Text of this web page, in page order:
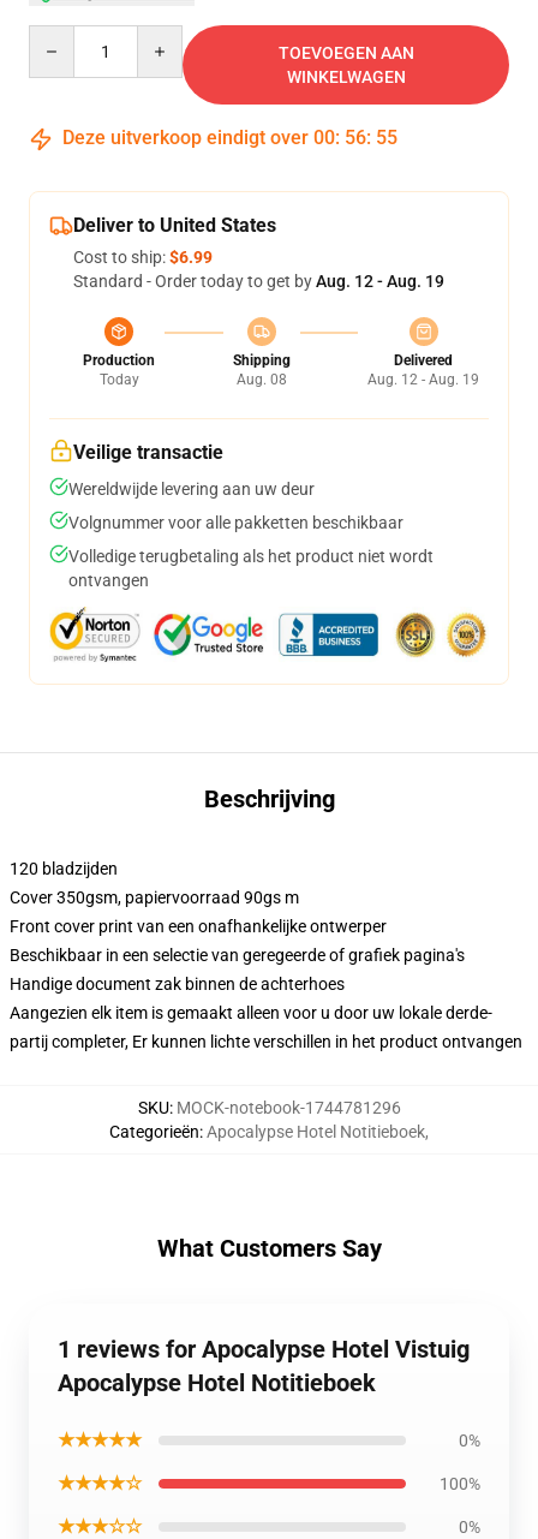
TOEVOEGEN AAN
WINKELWAGEN
Deze uitverkoop eindigt over 00: 56: 54
Deliver to United States
Cost to ship:$6.99
Standard - Order today to get byAug. 12 - Aug. 19
Production
Today
Shipping
Aug. 08
Delivered
Aug. 12 - Aug. 19
Veilige transactie
Wereldwijde levering aan uw deur
Volgnummer voor alle pakketten beschikbaar
Volledige terugbetaling als het product niet wordt
ontvangen
Beschrijving
120 bladzijden
Cover 350gsm, papiervoorraad 90gs m
Front cover print van een onafhankelijke ontwerper
Beschikbaar in een selectie van geregeerde of grafiek pagina's
Handige document zak binnen de achterhoes
Aangezien elk item is gemaakt alleen voor u door uw lokale derde-
partij completer, Er kunnen lichte verschillen in het product ontvangen
SKU: MOCK-notebook-1744781296
Categorieën:Apocalypse Hotel Notitieboek,
What Customers Say
1 reviews for Apocalypse Hotel Vistuig
Apocalypse Hotel Notitieboek
★★★★★ 0%
★★★★☆ 100%
★★★☆☆ 0%